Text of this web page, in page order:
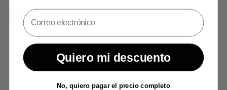
SIGN UP
España (EUR €)
Quiero mi descuento
No, quiero pagar el precio completo